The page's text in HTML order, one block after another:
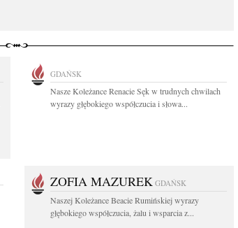
GDAŃSK
Nasze Koleżance Renacie Sęk w trudnych chwilach
wyrazy głębokiego współczucia i słowa...
ZOFIA MAZUREK GDAŃSK
Naszej Koleżance Beacie Rumińskiej wyrazy
głębokiego współczucia, żalu i wsparcia z...